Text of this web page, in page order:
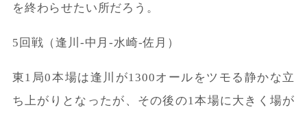
を終わらせたい所だろう。
5回戦（逢川-中月-水崎-佐月）
東1局0本場は逢川が1300オールをツモる静かな立
ち上がりとなったが、その後の1本場に大きく場が